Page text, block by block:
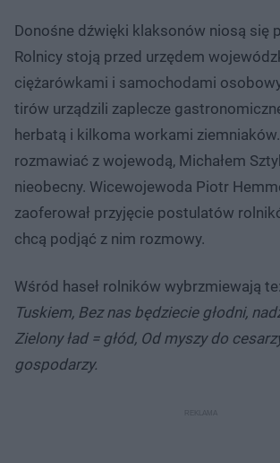
Donośne dźwięki klaksonów niosą się
Rolnicy stoją przed urzędem
ciężarówkami i samochodami
tirów urządzili zaplecze
herbatą i kilkoma workami
rozmawiać z wojewodą, Michałem
nieobecny. Wicewojewoda Piotr
zaoferował przyjęcie postulatów
chcą podjąć z nim rozmowy.
Wśród haseł rolników wybrzmiewają te:
Tuskiem, Bez nas będziecie głodni,
Zielony ład = głód, Od myszy do
gospodarzy.